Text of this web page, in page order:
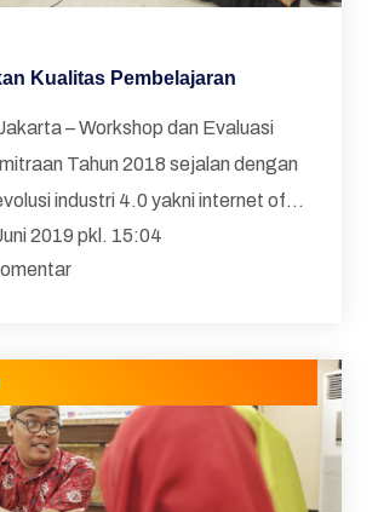
Kualitas Pembelajaran
– Workshop dan Evaluasi
Tahun 2018 sejalan dengan
industri 4.0 yakni internet of
dan Evaluasi Program Kemitraan
2019 pkl. 15:04